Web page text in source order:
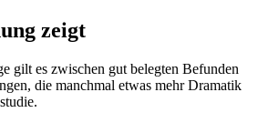
zeigt
gilt es zwischen gut belegten Befunden
die manchmal etwas mehr Dramatik